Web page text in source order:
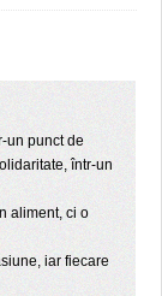
un punct de
într-un
aliment, ci o
iar fiecare